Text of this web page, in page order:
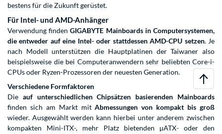
bestens für die Zukunft gerüstet.
Für Intel- und AMD-Anhänger
Verwendung findenGIGABYTE Mainboards in Computersystemen,
die entweder auf eine Intel- oder stattdessen AMD-CPU setzen. Je
nach Modell unterstützen die Hauptplatinen der Taiwaner also
beispielsweise die bei Computeranwendern sehr beliebten Core-i-
CPUs oder Ryzen-Prozessoren der neuesten Generation.
Verschiedene Formfaktoren
Die auf unterschiedlichen Chipsätzen basierenden Mainboards
finden sich am Markt mitAbmessungen von kompakt bis groß
wieder. Ausgewählt werden kann hierbei unter anderem zwischen
kompakten Mini-ITX-, mehr Platz bietenden µATX- oder den